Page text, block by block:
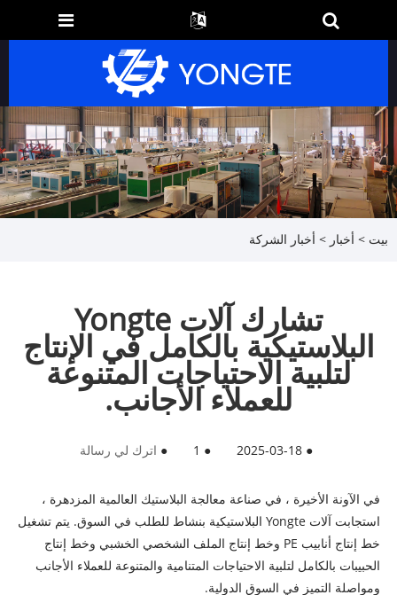
بيت > أخبار > أخبار الشركة
تشارك آلات Yongte
البلاستيكية بالكامل في الإنتاج
لتلبية الاحتياجات المتنوعة
للعملاء الأجانب.
●
2025-03-18
●
1
● اترك لي رسالة
في الآونة الأخيرة ، في صناعة معالجة البلاستيك العالمية المزدهرة ،
استجابت آلات Yongte البلاستيكية بنشاط للطلب في السوق. يتم تشغيل
خط إنتاج أنابيب PE وخط إنتاج الملف الشخصي الخشبي وخط إنتاج
الحبيبات بالكامل لتلبية الاحتياجات المتنامية والمتنوعة للعملاء الأجانب
ومواصلة التميز في السوق الدولية.